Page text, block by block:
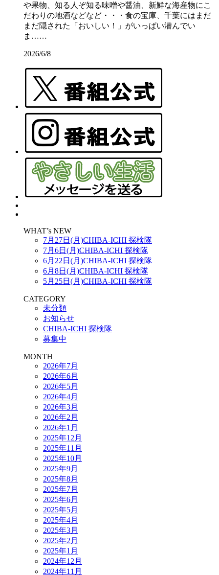
や果物、知る人ぞ知る味噌や醤油、新鮮な海産物にこ
だわりの地酒などなど・・・食の宝庫、千葉にはまだ
まだ隠された「おいしい！」がいっぱい潜んでい
ま……
2026/6/8
WHAT’s NEW
7月27日(月)CHIBA-ICHI 探検隊
7月6日(月)CHIBA-ICHI 探検隊
6月22日(月)CHIBA-ICHI 探検隊
6月8日(月)CHIBA-ICHI 探検隊
5月25日(月)CHIBA-ICHI 探検隊
CATEGORY
未分類
お知らせ
CHIBA-ICHI 探検隊
募集中
MONTH
2026年7月
2026年6月
2026年5月
2026年4月
2026年3月
2026年2月
2026年1月
2025年12月
2025年11月
2025年10月
2025年9月
2025年8月
2025年7月
2025年6月
2025年5月
2025年4月
2025年3月
2025年2月
2025年1月
2024年12月
2024年11月